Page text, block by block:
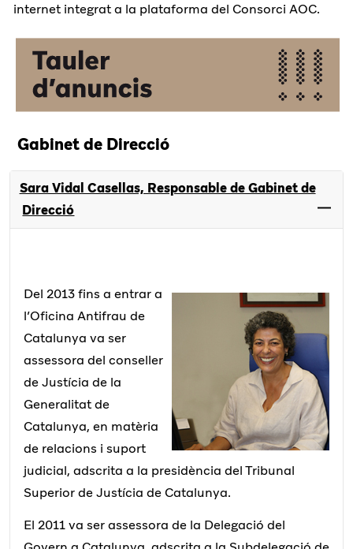
internet integrat a la plataforma del Consorci AOC.
Gabinet de Direcció
Sara Vidal Casellas, Responsable de Gabinet de
Direcció
Del 2013 fins a entrar a
l’Oficina Antifrau de
Catalunya va ser
assessora del conseller
de Justícia de la
Generalitat de
Catalunya, en matèria
de relacions i suport
judicial, adscrita a la presidència del Tribunal
Superior de Justícia de Catalunya.
El 2011 va ser assessora de la Delegació del